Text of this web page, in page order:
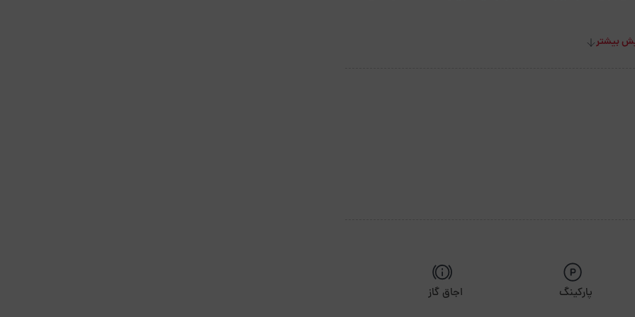
بیشتر
پارکینگ اجاق گاز